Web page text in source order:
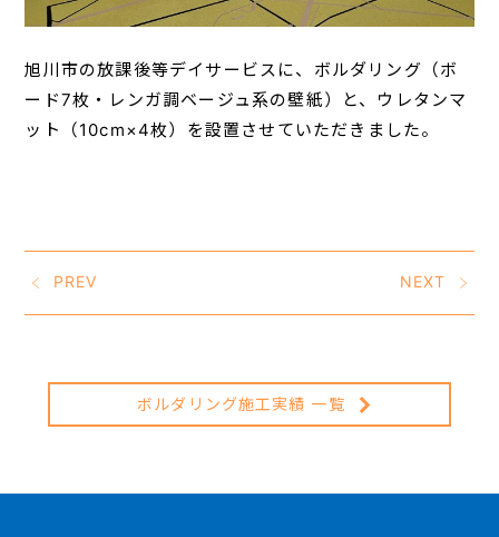
旭川市の放課後等デイサービスに、ボルダリング（ボ
ード7枚・レンガ調ベージュ系の壁紙）と、ウレタンマ
ット（10cm×4枚）を設置させていただきました。
PREV NEXT
ボルダリング施工実績 一覧